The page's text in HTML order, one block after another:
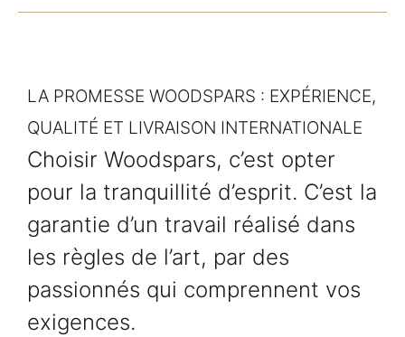
LA PROMESSE WOODSPARS : EXPÉRIENCE,
QUALITÉ ET LIVRAISON INTERNATIONALE
Choisir Woodspars, c’est opter
pour la tranquillité d’esprit. C’est la
garantie d’un travail réalisé dans
les règles de l’art, par des
passionnés qui comprennent vos
exigences.